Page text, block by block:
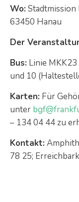
Wo: Stadtmission
63450 Hanau
Der
Bus: Linie
und 10
Karten: Für
unter
– 134 04 44 zu
Kontakt:
78 25;